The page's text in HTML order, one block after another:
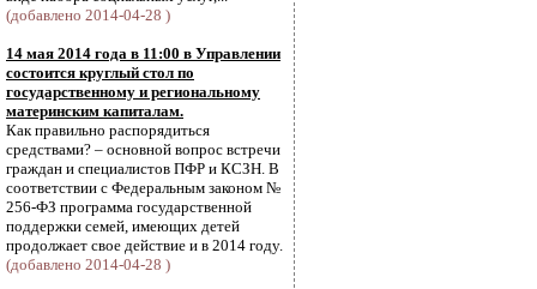
(добавлено 2014-04-28 )
14 мая 2014 года в 11:00 в Управлении
состоится круглый стол по
государственному и региональному
материнским капиталам.
Как правильно распорядиться
средствами? – основной вопрос встречи
граждан и специалистов ПФР и КСЗН. В
соответствии с Федеральным законом №
256-ФЗ программа государственной
поддержки семей, имеющих детей
продолжает свое действие и в 2014 году.
(добавлено 2014-04-28 )